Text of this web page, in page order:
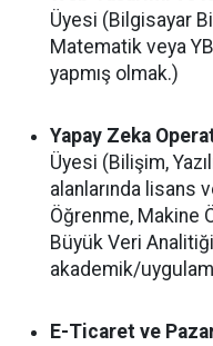
Üyesi (Bilgisayar
Matematik veya
yapmış olmak.)
Yapay Zeka
Üyesi (Bilişim,
alanlarında lisans
Öğrenme, Makine
Büyük Veri
akademik/
E-Ticaret ve